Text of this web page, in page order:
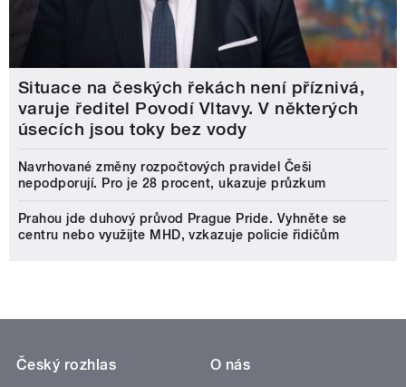
Situace na českých řekách není příznivá,
varuje ředitel Povodí Vltavy. V některých
úsecích jsou toky bez vody
Navrhované změny rozpočtových pravidel Češi
nepodporují. Pro je 28 procent, ukazuje průzkum
Prahou jde duhový průvod Prague Pride. Vyhněte se
centru nebo využijte MHD, vzkazuje policie řidičům
Český rozhlas
O nás